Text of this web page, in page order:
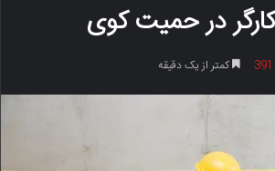
در حمیت کوی
391 کمتر از یک دقیقه